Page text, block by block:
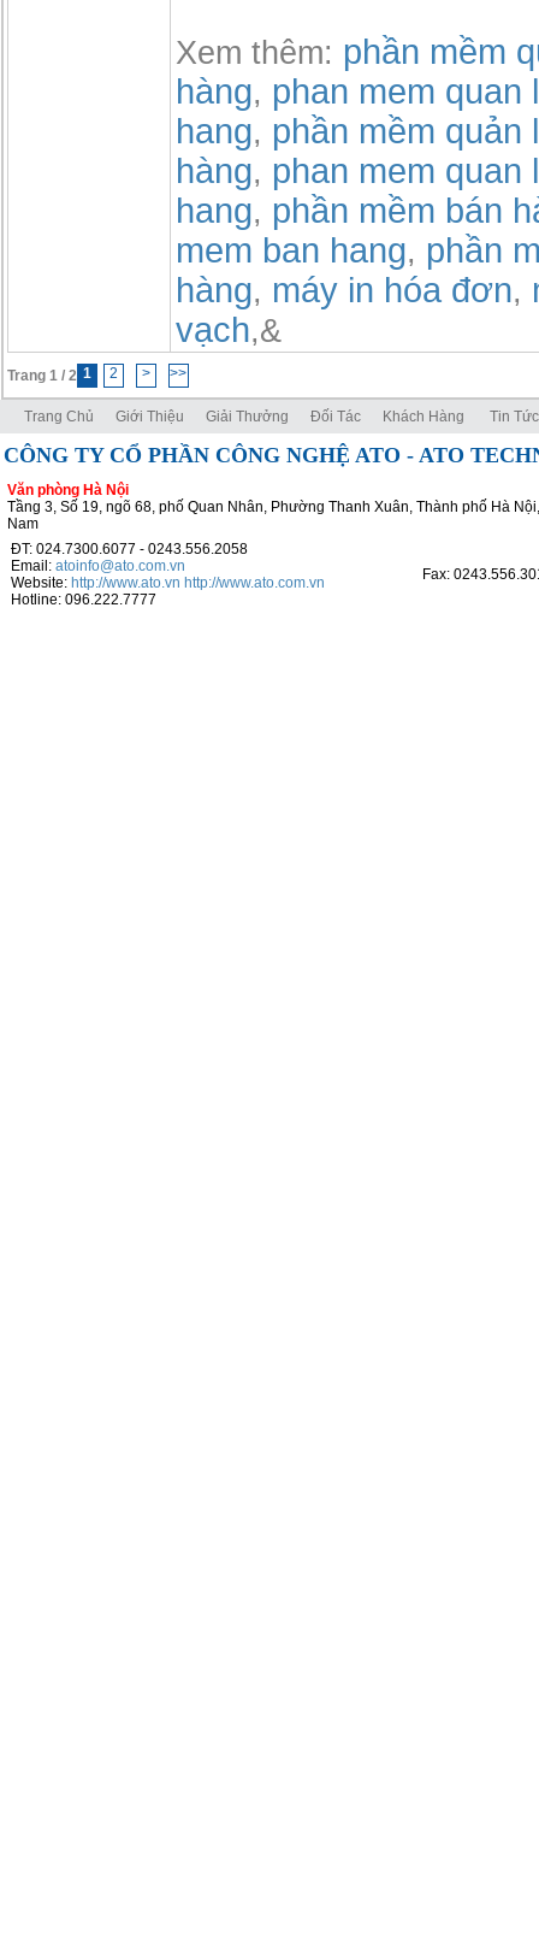
Xem thêm: phần mềm
hàng, phan mem quan
hang, phần mềm quản
hàng, phan mem quan
hang, phần mềm bán
mem ban hang, phần
hàng, máy in hóa đơn,
vạch,&
Trang 1 / 2 1 2 > >>
Trang Chủ Giới Thiệu Giải Thưởng Đối Tác Khách Hàng Tin Tức
CÔNG TY CỔ PHẦN CÔNG NGHỆ ATO - ATO
Văn phòng Hà Nội
Tầng 3, Số 19, ngõ 68, phố Quan Nhân, Phường Thanh Xuân, Thành phố Hà
Nam
ĐT: 024.7300.6077 - 0243.556.2058
Email: atoinfo@ato.com.vn
Website: http://www.ato.vn http://www.ato.com.vn
Hotline: 096.222.7777
Fax: